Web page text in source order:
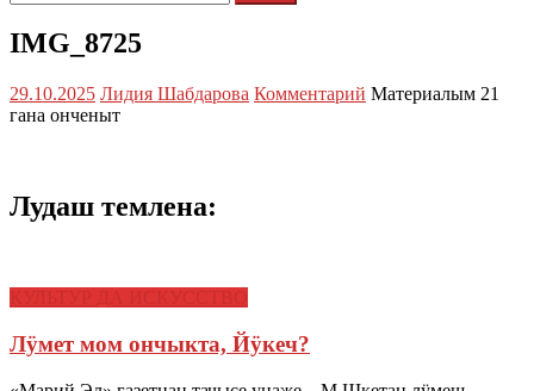
IMG_8725
29.10.2025 Лидия Шабдарова Комментарий Материалым 21
гана онченыт
Лудаш темлена:
Лӱмет мом ончыкта, Йӱкеч?